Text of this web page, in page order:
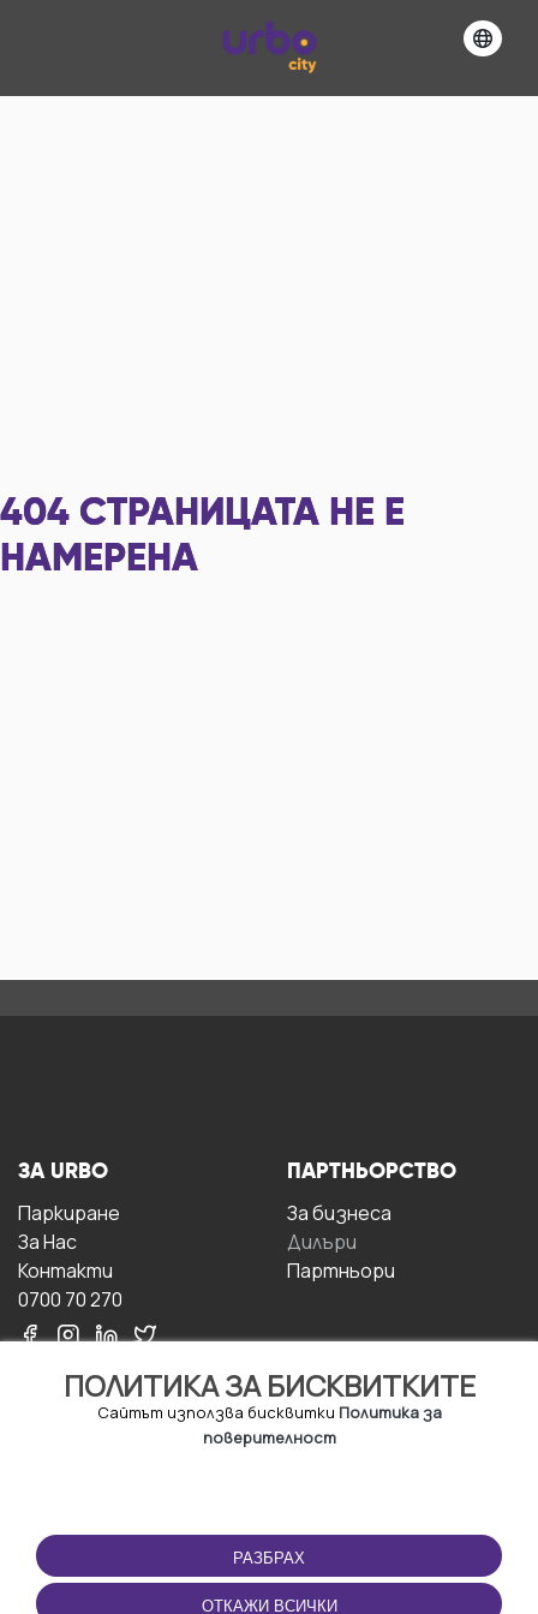
404 СТРАНИЦАТА НЕ Е
НАМЕРЕНА
ПОЛИТИКА ЗА БИСКВИТКИТЕ
Сайтът използва бисквитки Политика за
поверителност
РАЗБРАХ
ОТКАЖИ ВСИЧКИ
ЗА URBO
Паркиране
За Hас
Контакти
0700 70 270
ПАРТНЬОРСТВО
За бизнесa
Дилъри
Партньори
ПОЛЗВАНЕ
Правила и условия за
ползване
ПРИЛОЖЕНИЕТО